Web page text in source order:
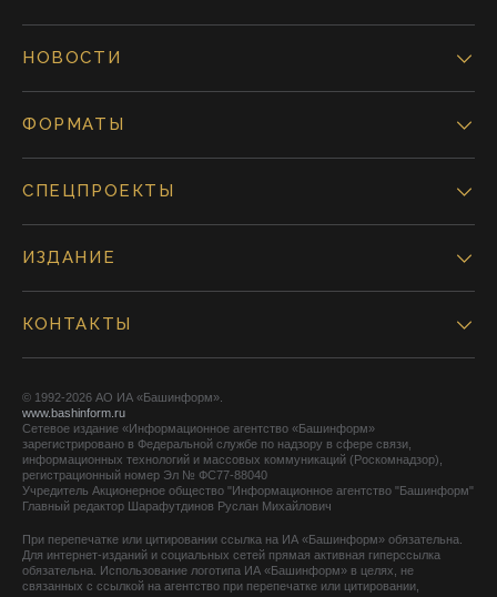
НОВОСТИ
ФОРМАТЫ
СПЕЦПРОЕКТЫ
ИЗДАНИЕ
КОНТАКТЫ
© 1992-2026 АО ИА «Башинформ».
www.bashinform.ru
Сетевое издание «Информационное агентство «Башинформ»
зарегистрировано в Федеральной службе по надзору в сфере связи,
информационных технологий и массовых коммуникаций (Роскомнадзор),
регистрационный номер Эл № ФС77-88040
Учредитель Акционерное общество "Информационное агентство "Башинформ"
Главный редактор Шарафутдинов Руслан Михайлович
При перепечатке или цитировании ссылка на ИА «Башинформ» обязательна.
Для интернет-изданий и социальных сетей прямая активная гиперссылка
обязательна. Использование логотипа ИА «Башинформ» в целях, не
связанных с ссылкой на агентство при перепечатке или цитировании,